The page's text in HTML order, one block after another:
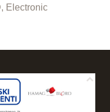
Electronic